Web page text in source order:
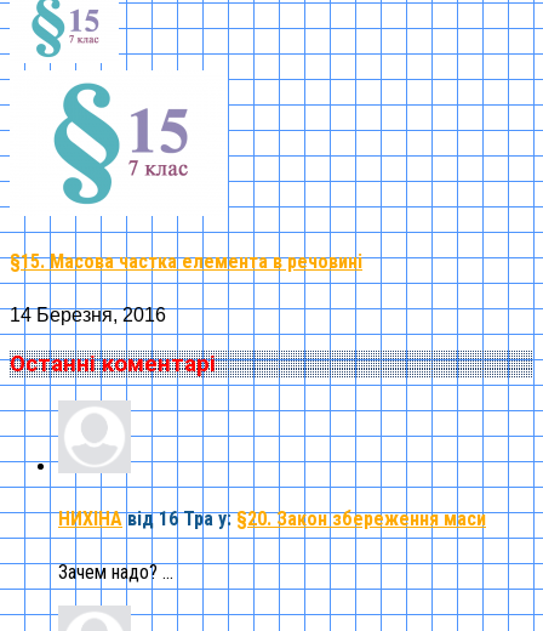
§15. Масова частка елемента в речовині
14 Березня, 2016
Останні коментарі
НИХІНА від 16 Трау:§20. Закон збереження маси
Зачем надо? ...